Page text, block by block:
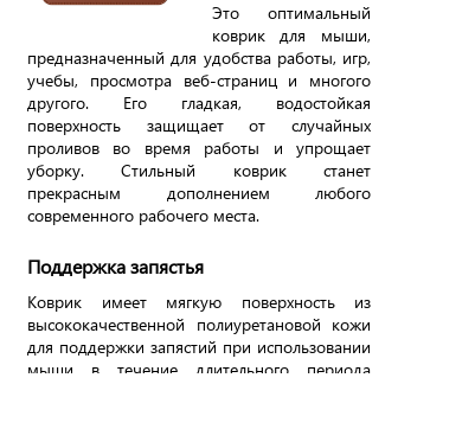
Это оптимальный
коврик для мыши,
предназначенный для удобства работы, игр,
учебы, просмотра веб-страниц и многого
другого. Его гладкая, водостойкая
поверхность защищает от случайных
проливов во время работы и упрощает
уборку. Стильный коврик станет
прекрасным дополнением любого
современного рабочего места.
Поддержка запястья
Коврик имеет мягкую поверхность из
высококачественной полиуретановой кожи
для поддержки запястий при использовании
мыши в течение длительного периода